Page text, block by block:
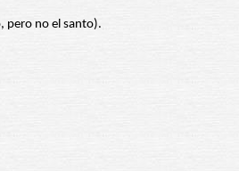
pero no el santo).